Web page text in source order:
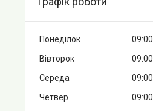
Понеділок 09:00
Вівторок
09:00
Середа
09:00
Четвер
09:00